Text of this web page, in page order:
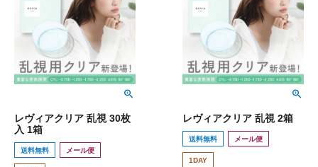
レヴィアクリア 乱視 30枚
入 1箱
送料無料 メール便
レヴィアクリア 乱視 2箱
送料無料 メール便
1DAY